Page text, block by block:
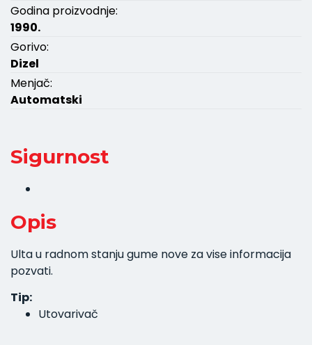
Godina proizvodnje:
1990.
Gorivo:
Dizel
Menjač:
Automatski
Sigurnost
Opis
Ulta u radnom stanju gume nove za vise informacija
pozvati.
Tip:
Utovarivač